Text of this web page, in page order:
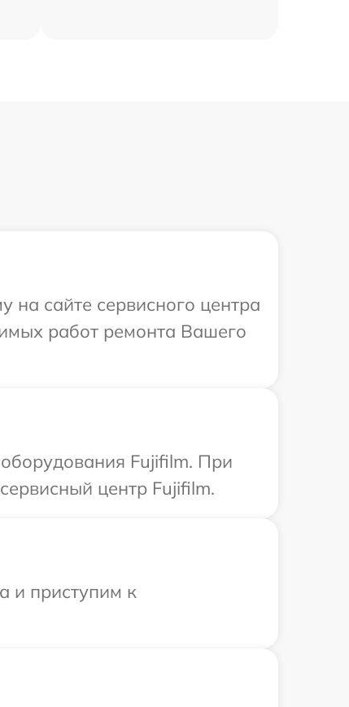
на сайте сервисного центра
работ ремонта Вашего
Fujifilm. При
центр Fujifilm.
и приступим к